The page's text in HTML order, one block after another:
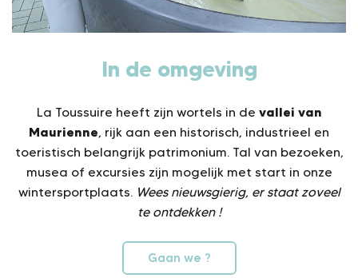
In de omgeving
La Toussuire heeft zijn wortels in de vallei van
Maurienne, rijk aan een historisch, industrieel en
toeristisch belangrijk patrimonium. Tal van bezoeken,
musea of excursies zijn mogelijk met start in onze
wintersportplaats. Wees nieuwsgierig, er staat zoveel
te ontdekken !
Gaan we ?